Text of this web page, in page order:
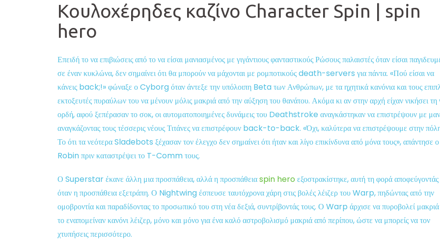
Κουλοχέρηδες καζίνο Character Spin | spin
hero
Επειδή το να επιβιώσεις από το να είσαι μανιασμένος με γιγάντιους φανταστικούς Ρώσους παλαιστές όταν είσαι
σε έναν κυκλώνα, δεν σημαίνει ότι θα μπορούν να μάχονται με ρομποτικούς death-servers για πάντα. «Πού είσαι να
κάνεις back;!» φώναξε ο Cyborg όταν άντεξε την υπόλοιπη Beta των Ανθρώπων, με τα ηχητικά κανόνια και τους
εκτοξευτές πυραύλων του να μένουν μόλις μακριά από την αύξηση του θανάτου. Ακόμα κι αν στην αρχή είχαν νικήσει τη
ορδή, αφού ξεπέρασαν το σοκ, οι αυτοματοποιημένες δυνάμεις του Deathstroke αναγκάστηκαν να επιστρέψουν με
αναγκάζοντας τους τέσσερις νέους Τιτάνες να επιστρέφουν back-to-back. «Όχι, καλύτερα να επιστρέψουμε στην
Το ότι τα νεότερα Sladebots ξέχασαν τον έλεγχο δεν σημαίνει ότι ήταν και λίγο επικίνδυνα από μόνα τους», απάντησε ο
Robin πριν καταστρέψει το T-Comm τους.
Ο Superstar έκανε άλλη μια προσπάθεια, αλλά η προσπάθειαspin hero εξοστρακίστηκε, αυτή τη φορά
όταν η προσπάθεια εξετράπη. Ο Nightwing έσπευσε ταυτόχρονα χάρη στις βολές λέιζερ του Warp, πηδώντας από την
ομοβροντία και παραδίδοντας το προσωπικό του στη νέα δεξιά, συντρίβοντάς τους. Ο Warp άρχισε να πυροβολεί
το εναπομείναν κανόνι λέιζερ, μόνο και μόνο για ένα καλό αστροβολισμό μακριά από περίπου, ώστε να μπορείς να τον
χτυπήσεις περισσότερο.